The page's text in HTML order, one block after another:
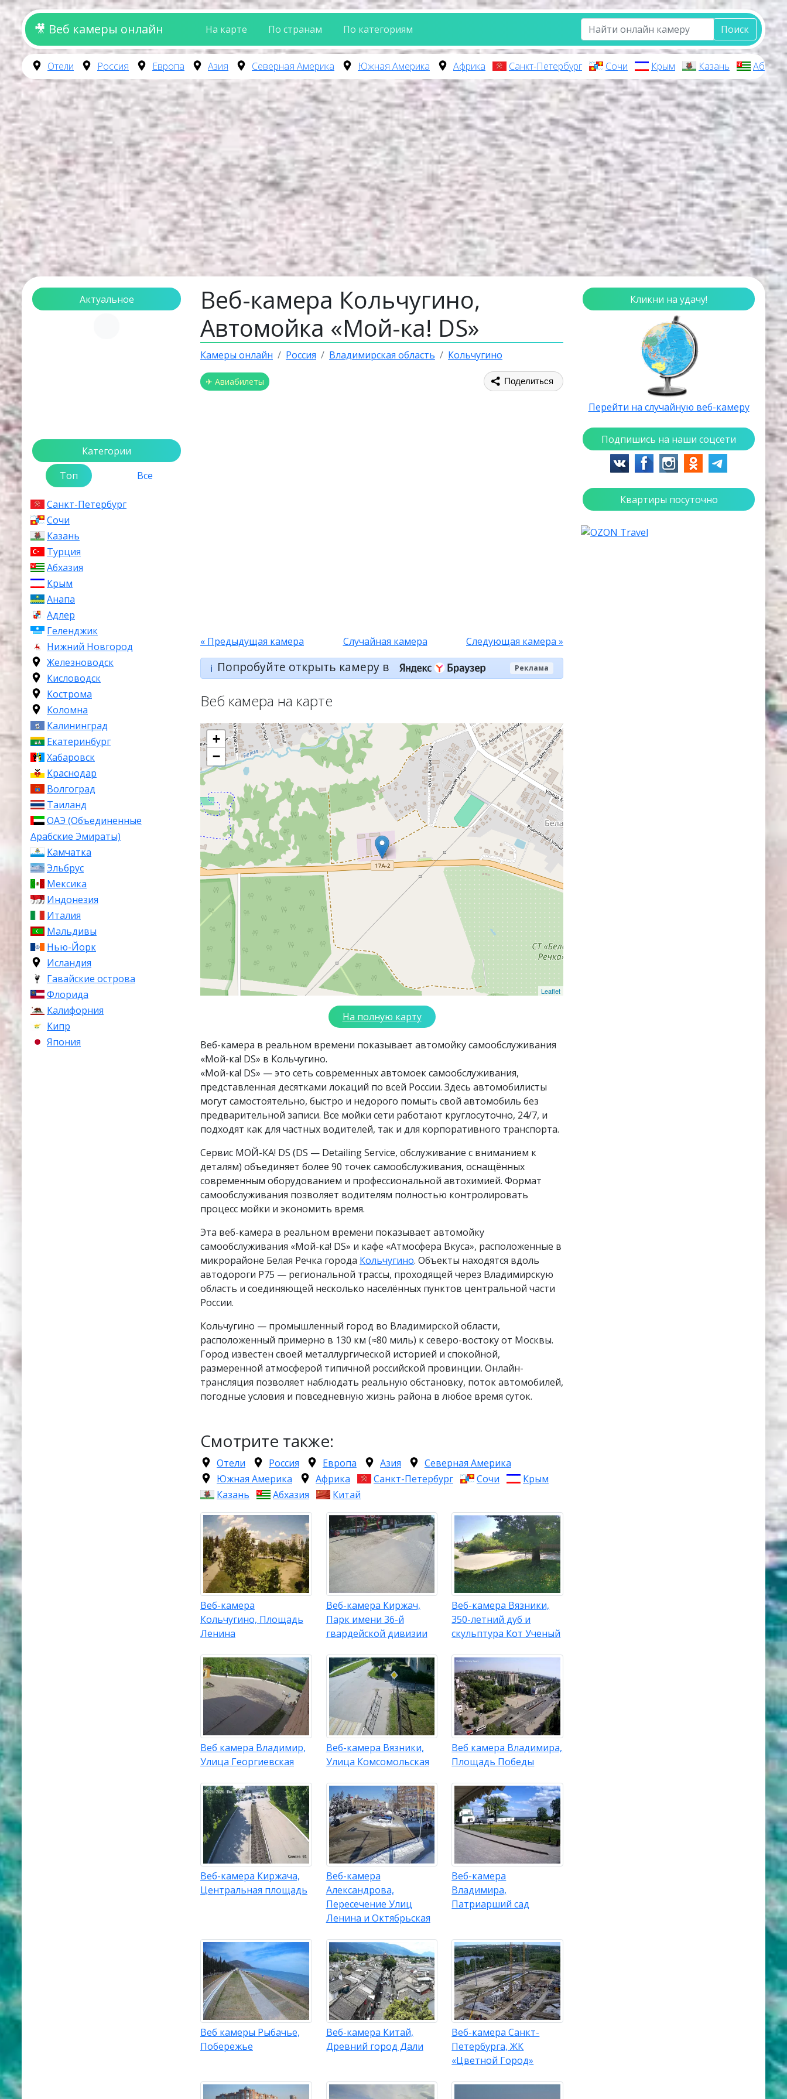
🎥 Веб камеры онлайн На карте По странам По категориям Поиск
Отели Россия Европа Азия Северная Америка Южная Америка Африка Санкт-Петербург Сочи Крым Казань
Актуальное
Категории
Топ
Все
Санкт-Петербург
Сочи
Казань
Турция
Абхазия
Крым
Анапа
Адлер
Геленджик
Нижний Новгород
Железноводск
Кисловодск
Кострома
Коломна
Калининград
Екатеринбург
Хабаровск
Краснодар
Волгоград
Таиланд
ОАЭ (Объединенные
Арабские Эмираты)
Камчатка
Эльбрус
Мексика
Индонезия
Италия
Мальдивы
Нью-Йорк
Исландия
Гавайские острова
Флорида
Калифорния
Кипр
Япония
Веб-камера Кольчугино,
Автомойка «Мой-ка! DS»
Камеры онлайн Россия Владимирская область Кольчугино
✈ Авиабилеты Поделиться
« Предыдущая камера Случайная камера Следующая камера »
ℹ️ Попробуйте открыть камеру в Реклама
Веб камера на карте
+
−
Leaflet
На полную карту
Веб-камера в реальном времени показывает автомойку самообслуживания
«Мой-ка! DS» в Кольчугино.
«Мой-ка! DS» — это сеть современных автомоек самообслуживания,
представленная десятками локаций по всей России. Здесь автомобилисты
могут самостоятельно, быстро и недорого помыть свой автомобиль без
предварительной записи. Все мойки сети работают круглосуточно, 24/7, и
подходят как для частных водителей, так и для корпоративного транспорта.
Сервис МОЙ-КА! DS (DS — Detailing Service, обслуживание с вниманием к
деталям) объединяет более 90 точек самообслуживания, оснащённых
современным оборудованием и профессиональной автохимией. Формат
самообслуживания позволяет водителям полностью контролировать
процесс мойки и экономить время.
Эта веб-камера в реальном времени показывает автомойку
самообслуживания «Мой-ка! DS» и кафе «Атмосфера Вкуса», расположенные в
микрорайоне Белая Речка города Кольчугино. Объекты находятся вдоль
автодороги Р75 — региональной трассы, проходящей через Владимирскую
область и соединяющей несколько населённых пунктов центральной части
России.
Кольчугино — промышленный город во Владимирской области,
расположенный примерно в 130 км (≈80 миль) к северо-востоку от Москвы.
Город известен своей металлургической историей и спокойной,
размеренной атмосферой типичной российской провинции. Онлайн-
трансляция позволяет наблюдать реальную обстановку, поток автомобилей,
погодные условия и повседневную жизнь района в любое время суток.
Смотрите также:
Отели Россия Европа Азия
Северная Америка
Южная Америка
Африка Санкт-Петербург Сочи
Крым
Казань
Абхазия Китай
Веб-камера
Кольчугино, Площадь
Ленина
Веб-камера Киржач,
Парк имени 36-й
гвардейской дивизии
Веб-камера Вязники,
350-летний дуб и
скульптура Кот Ученый
Веб камера Владимир,
Улица Георгиевская
Веб-камера Вязники,
Улица Комсомольская
Веб камера Владимира,
Площадь Победы
Веб-камера Киржача,
Центральная площадь
Веб-камера
Александрова,
Пересечение Улиц
Ленина и Октябрьская
Веб-камера
Владимира,
Патриарший сад
Веб камеры Рыбачье,
Побережье
Веб-камера Китай,
Древний город Дали
Веб-камера Санкт-
Петербурга, ЖК
«Цветной Город»
Кликни на удачу!
Перейти на случайную веб-камеру
Подпишись на наши соцсети
Квартиры посуточно